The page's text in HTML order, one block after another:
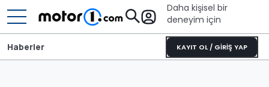
Daha kişisel bir
deneyim için
KAYIT OL / GİRİŞ YAP
Haberler